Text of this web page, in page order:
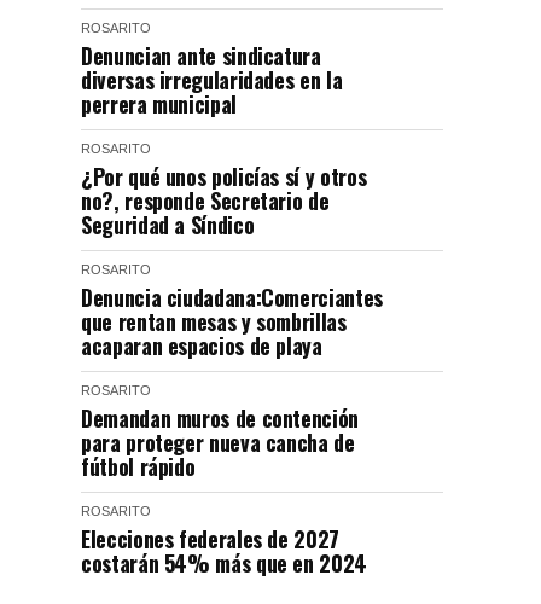
ROSARITO
Denuncian ante sindicatura
diversas irregularidades en la
perrera municipal
ROSARITO
¿Por qué unos policías sí y otros
no?, responde Secretario de
Seguridad a Síndico
ROSARITO
Denuncia ciudadana:Comerciantes
que rentan mesas y sombrillas
acaparan espacios de playa
ROSARITO
Demandan muros de contención
para proteger nueva cancha de
fútbol rápido
ROSARITO
Elecciones federales de 2027
costarán 54% más que en 2024